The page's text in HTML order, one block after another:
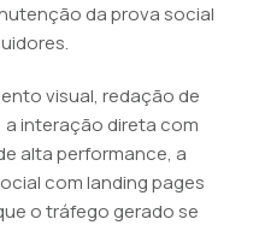
da prova social
visual, redação de
a interação direta com
alta performance, a
com landing pages
o tráfego gerado se